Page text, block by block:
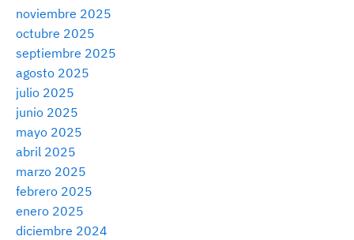
noviembre 2025
octubre 2025
septiembre 2025
agosto 2025
julio 2025
junio 2025
mayo 2025
abril 2025
marzo 2025
febrero 2025
enero 2025
diciembre 2024